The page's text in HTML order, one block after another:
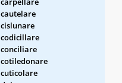
cautelare
cislunare
codicillare
conciliare
cotiledonare
cuticolare